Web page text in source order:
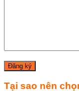
Tại sao nên